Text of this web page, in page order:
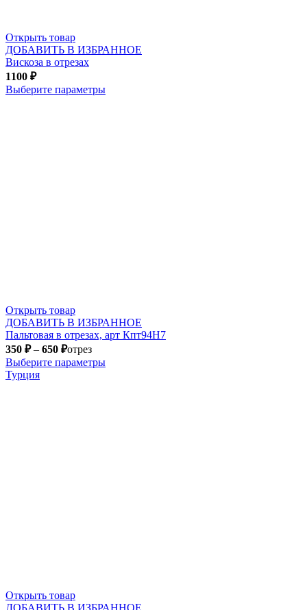
Открыть товар
ДОБАВИТЬ В ИЗБРАННОЕ
Вискоза в отрезах
1100 ₽
Выберите параметры
Открыть товар
ДОБАВИТЬ В ИЗБРАННОЕ
Пальтовая в отрезах, арт Кпт94Н7
350 ₽– 650 ₽отрез
Выберите параметры
Турция
Открыть товар
ДОБАВИТЬ В ИЗБРАННОЕ